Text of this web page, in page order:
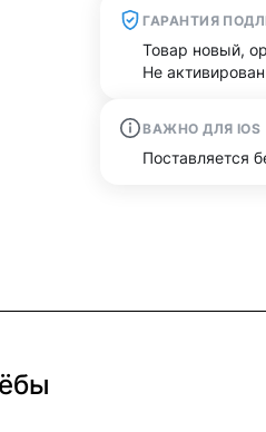
ГАРАНТИЯ
Товар новый,
Не
ВАЖНО ДЛЯ IOS
Поставляется